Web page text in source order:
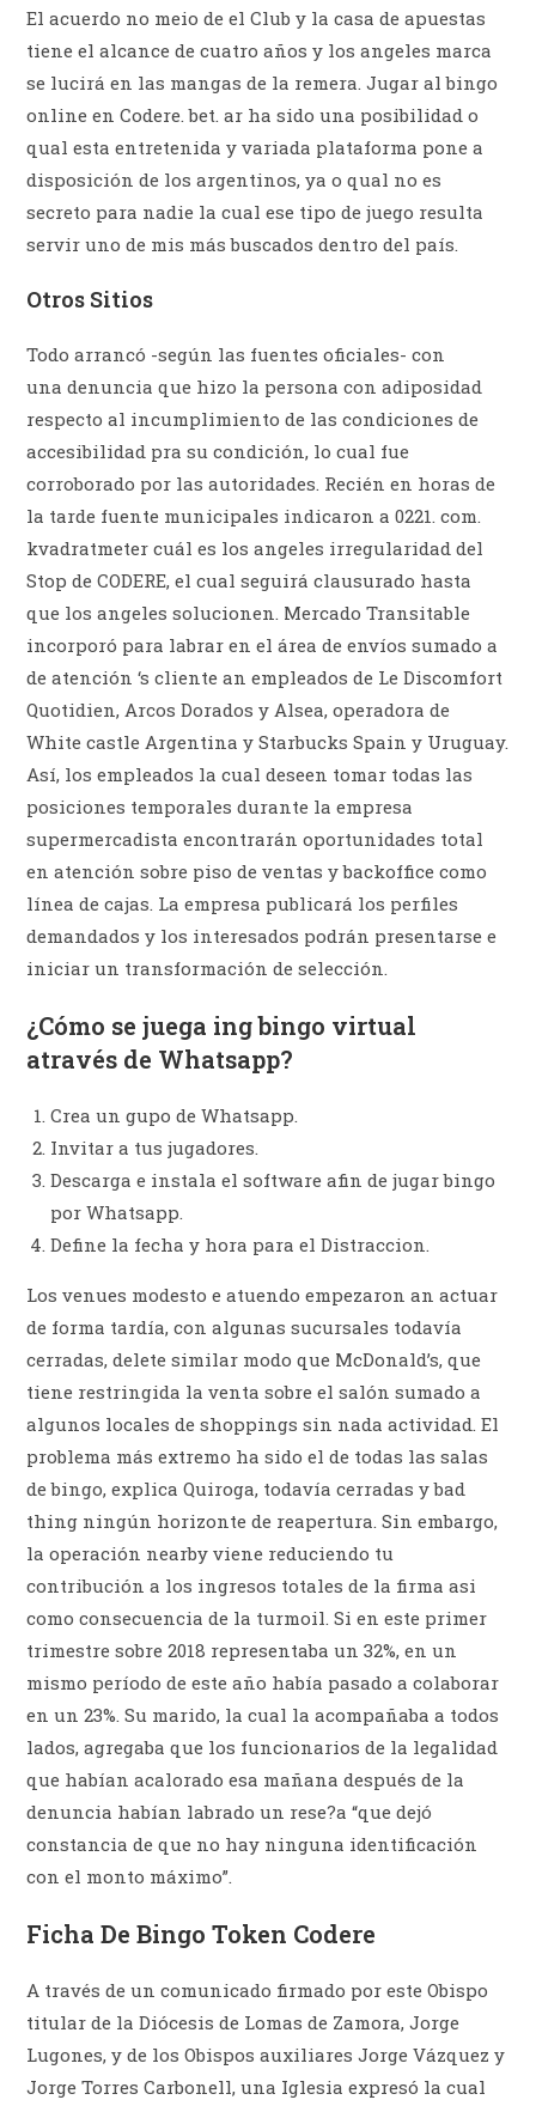
El acuerdo no meio de el Club y la casa de apuestas
tiene el alcance de cuatro años y los angeles marca
se lucirá en las mangas de la remera. Jugar al bingo
online en Codere. bet. ar ha sido una posibilidad o
qual esta entretenida y variada plataforma pone a
disposición de los argentinos, ya o qual no es
secreto para nadie la cual ese tipo de juego resulta
servir uno de mis más buscados dentro del país.
Otros Sitios
Todo arrancó -según las fuentes oficiales- con
una denuncia que hizo la persona con adiposidad
respecto al incumplimiento de las condiciones de
accesibilidad pra su condición, lo cual fue
corroborado por las autoridades. Recién en horas de
la tarde fuente municipales indicaron a 0221. com.
kvadratmeter cuál es los angeles irregularidad del
Stop de CODERE, el cual seguirá clausurado hasta
que los angeles solucionen. Mercado Transitable
incorporó para labrar en el área de envíos sumado a
de atención ‘s cliente an empleados de Le Discomfort
Quotidien, Arcos Dorados y Alsea, operadora de
White castle Argentina y Starbucks Spain y Uruguay.
Así, los empleados la cual deseen tomar todas las
posiciones temporales durante la empresa
supermercadista encontrarán oportunidades total
en atención sobre piso de ventas y backoffice como
línea de cajas. La empresa publicará los perfiles
demandados y los interesados podrán presentarse e
iniciar un transformación de selección.
¿Cómo se juega ing bingo virtual
através de Whatsapp?
Crea un gupo de Whatsapp.
Invitar a tus jugadores.
Descarga e instala el software afin de jugar bingo
por Whatsapp.
Define la fecha y hora para el Distraccion.
Los venues modesto e atuendo empezaron an actuar
de forma tardía, con algunas sucursales todavía
cerradas, delete similar modo que McDonald’s, que
tiene restringida la venta sobre el salón sumado a
algunos locales de shoppings sin nada actividad. El
problema más extremo ha sido el de todas las salas
de bingo, explica Quiroga, todavía cerradas y bad
thing ningún horizonte de reapertura. Sin embargo,
la operación nearby viene reduciendo tu
contribución a los ingresos totales de la firma asi
como consecuencia de la turmoil. Si en este primer
trimestre sobre 2018 representaba un 32%, en un
mismo período de este año había pasado a colaborar
en un 23%. Su marido, la cual la acompañaba a todos
lados, agregaba que los funcionarios de la legalidad
que habían acalorado esa mañana después de la
denuncia habían labrado un rese?a “que dejó
constancia de que no hay ninguna identificación
con el monto máximo”.
Ficha De Bingo Token Codere
A través de un comunicado firmado por este Obispo
titular de la Diócesis de Lomas de Zamora, Jorge
Lugones, y de los Obispos auxiliares Jorge Vázquez y
Jorge Torres Carbonell, una Iglesia expresó la cual